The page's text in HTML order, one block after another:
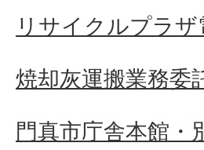
リサイクルプラ
焼却灰運搬業務委
門真市庁舎本館・